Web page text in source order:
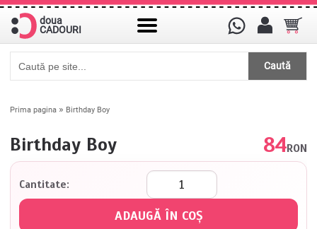
doua
CADOURI
Caută
Prima pagina » Birthday Boy
Birthday Boy 84RON
Cantitate: